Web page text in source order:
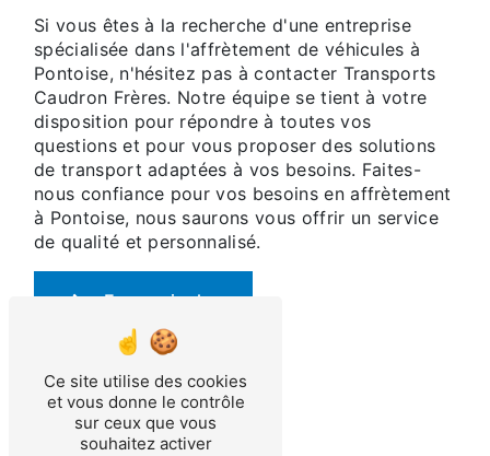
Si vous êtes à la recherche d'une entreprise
spécialisée dans l'affrètement de véhicules à
Pontoise, n'hésitez pas à contacter Transports
Caudron Frères. Notre équipe se tient à votre
disposition pour répondre à toutes vos
questions et pour vous proposer des solutions
de transport adaptées à vos besoins. Faites-
nous confiance pour vos besoins en affrètement
à Pontoise, nous saurons vous offrir un service
de qualité et personnalisé.
En savoir plus
Contactez-nous
Ce site utilise des cookies
et vous donne le contrôle
sur ceux que vous
souhaitez activer